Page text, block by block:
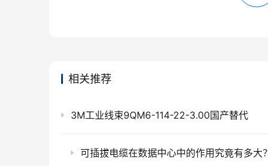
相关推荐
3M工业线束9QM6-114-22-3.00国产替代
可插拔电缆在数据中心中的作用究竟有多大？